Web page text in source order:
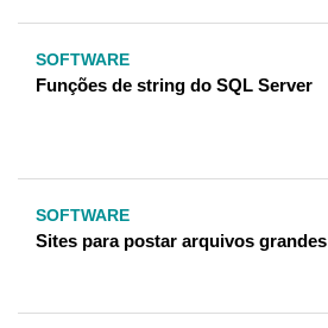
SOFTWARE
Funções de string do SQL Server
SOFTWARE
Sites para postar arquivos grandes